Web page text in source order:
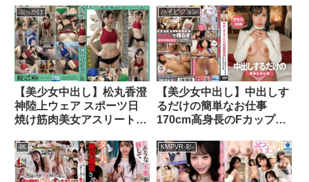
ぶっかけ
【美少女中出し】松丸香澄
神陸上ウェア スポーツ日
焼け筋肉美女アスリートの
巨乳や美乳パイパンや剛毛
娘に着せジョリワキやハミ
毛を堪能。陸上ユニホーム
ハイビジョン
【美少女中出し】中出しす
るだけの簡単なお仕事
170cm高身長のFカップ女
かなた20歳 透美かなた
4K KMPVR-彩-